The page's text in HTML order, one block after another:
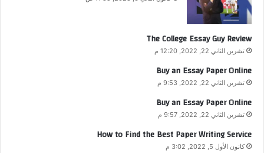
The College Essay Guy Review
تشرين الثاني 22, 2022, 12:20 م
Buy an Essay Paper Online
تشرين الثاني 22, 2022, 9:53 م
Buy an Essay Paper Online
تشرين الثاني 22, 2022, 9:57 م
How to Find the Best Paper Writing Service
كانون الأول 5, 2022, 3:02 م